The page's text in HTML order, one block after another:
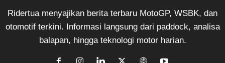
Ridertua menyajikan berita terbaru MotoGP, WSBK, dan
otomotif terkini. Informasi langsung dari paddock, analisa
balapan, hingga teknologi motor harian.